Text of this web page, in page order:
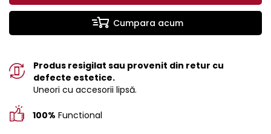
Cumpara acum
Produs resigilat sau provenit din retur cu
defecte estetice.
Uneori cu accesorii lipsă.
100% Functional